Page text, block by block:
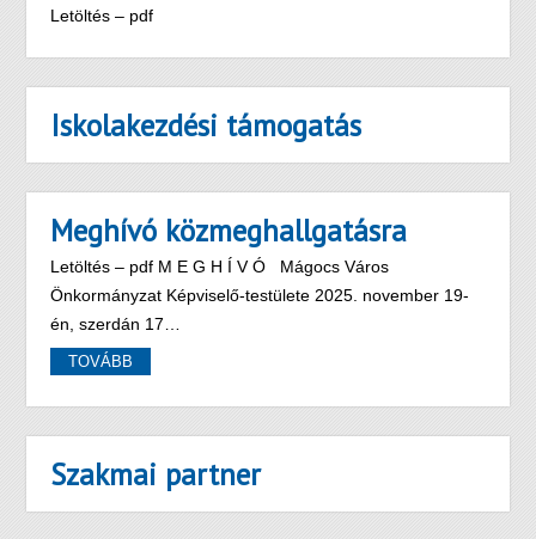
Letöltés – pdf
Iskolakezdési támogatás
Meghívó közmeghallgatásra
Letöltés – pdf M E G H Í V Ó Mágocs Város
Önkormányzat Képviselő-testülete 2025. november 19-
én, szerdán 17…
TOVÁBB
Szakmai partner